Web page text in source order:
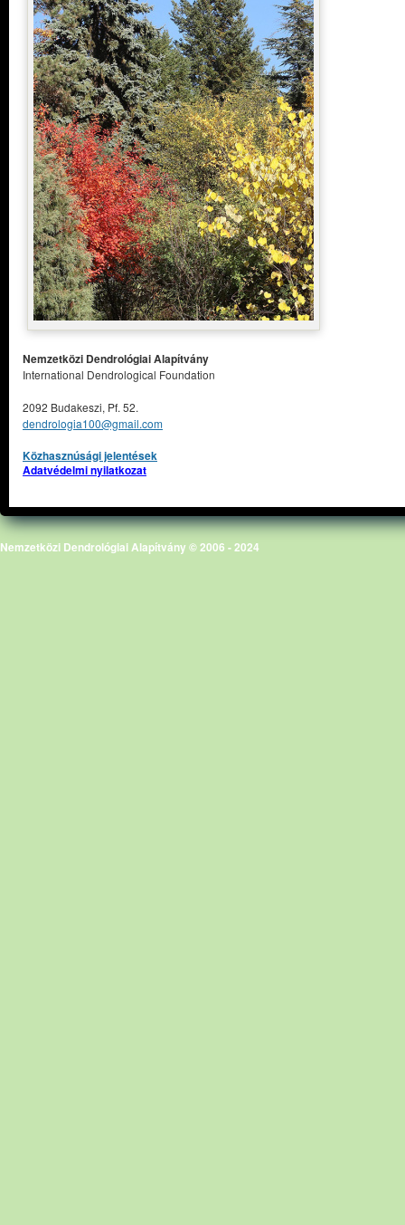
Nemzetközi Dendrológiai Alapítvány
International Dendrological Foundation
2092 Budakeszi, Pf. 52.
dendrologia100@gmail.com
Közhasznúsági jelentések
Adatvédelmi nyilatkozat
Nemzetközi Dendrológiai Alapítvány © 2006 - 2024